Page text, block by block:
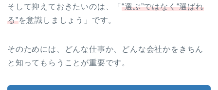
そして抑えておきたいのは、「“選ぶ”ではなく“選ばれ
る”を意識しましょう」です。
そのためには、どんな仕事か、どんな会社かをきちん
と知ってもらうことが重要です。